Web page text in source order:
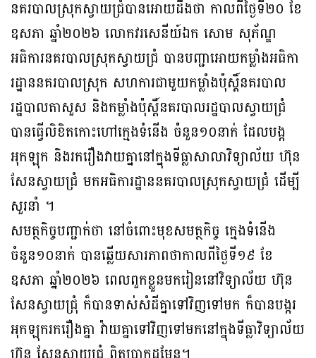
នគរបាលស្រុកស្វាយជ្រំបានអោយដឹងថា កាលពីថ្ងៃទី២០ ខែ
ឧសភា ឆ្នាំ២០២៦ លោកវរសេនីយ៍ឯក សោម សុភ័ណ្ឌ
អធិការនគរបាលស្រុកស្វាយជ្រំ បានបញ្ជាអោយកម្លាំងអធិកា
រដ្ឋាននគរបាលស្រុក សហការជាមួយកម្លាំងប៉ុស្តិ៍នគរបាល
រដ្ឋបាលតាសួស និងកម្លាំងប៉ុស្តិ៍នគរបាលរដ្ឋបាលស្វាយជ្រំ
បានធ្វើលិខិតកោះហៅក្មេងទំនើង ចំំនួន១០នាក់ ដែលបង្ក
អុកឡុក និងរករឿងវាយគ្នានៅក្នុងទីធ្លាសាលាវិទ្យាល័យ ហ៊ុន
សែនស្វាយជ្រំ មកអធិការដ្ឋាននគរបាលស្រុកស្វាយជ្រំ ដើម្បី
សួរនាំ ។
សមត្ថកិច្ចបញ្ជាក់ថា នៅចំពោះមុខសមត្ថកិច្ច ក្មេងទំនើង
ចំនួន១០នាក់ បានឆ្លើយសារភាពថាកាលពីថ្ងៃទី១៩ ខែ
ឧសភា ឆ្នាំ២០២៦ ពេលពួកខ្លួនមករៀននៅវិទ្យាល័យ ហ៊ុន
សែនស្វាយជ្រុំ ក៏បានទាស់សំដីគ្នាទៅវិញទៅមក ក៏បានបង្ករ
អុកឡុករករឿងគ្នា វ៉ាយគ្នាទៅវិញទៅមកនៅក្នុងទីធ្លាវិទ្យាល័យ